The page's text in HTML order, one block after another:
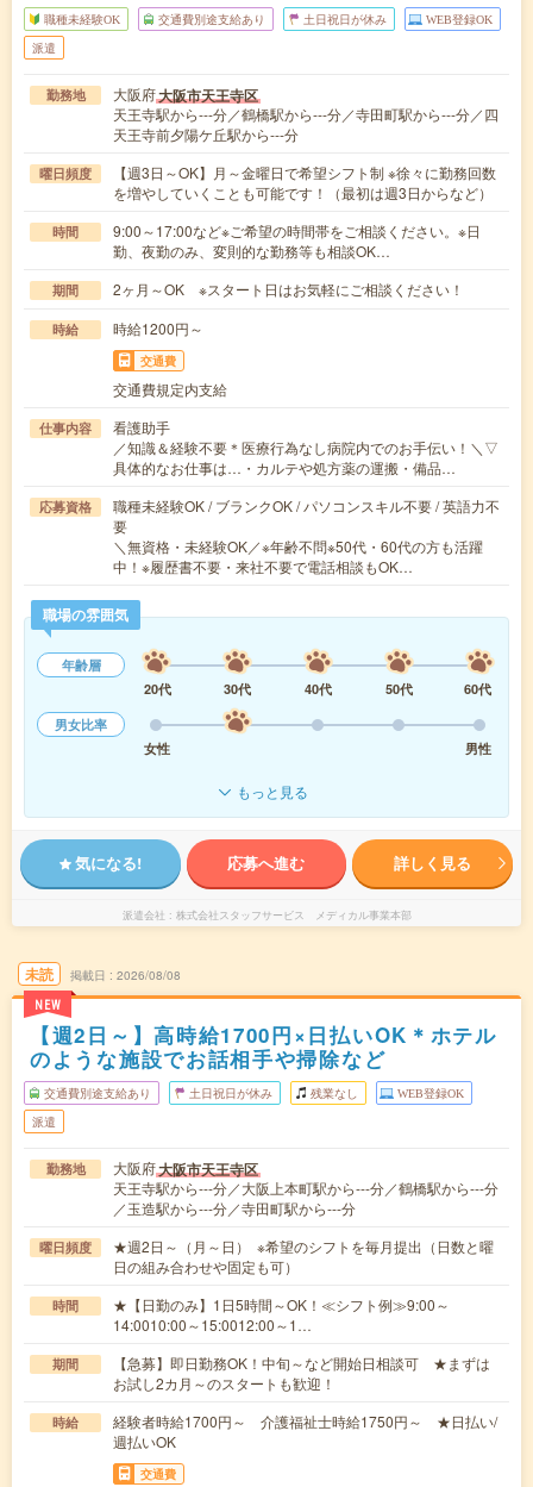
職種未経験OK 交通費別途支給あり 土日祝日が休み WEB登録OK
派遣
勤務地 大阪府大阪市天王寺区
天王寺駅から---分／鶴橋駅から---分／寺田町駅から---分／四
天王寺前夕陽ケ丘駅から---分
曜日頻度
【週3日～OK】月～金曜日で希望シフト制 ※徐々に勤務回数
を増やしていくことも可能です！（最初は週3日からなど）
時間
9:00～17:00など※ご希望の時間帯をご相談ください。※日
勤、夜勤のみ、変則的な勤務等も相談OK…
期間 2ヶ月～OK ※スタート日はお気軽にご相談ください！
時給 時給1200円～
交通費
交通費規定内支給
仕事内容
看護助手
／知識＆経験不要＊医療行為なし病院内でのお手伝い！＼▽
具体的なお仕事は…・カルテや処方薬の運搬・備品…
応募資格
職種未経験OK / ブランクOK / パソコンスキル不要 / 英語力不
要
＼無資格・未経験OK／※年齢不問※50代・60代の方も活躍
中！※履歴書不要・来社不要で電話相談もOK…
職場の雰囲気
年齢層
20代
30代 40代 50代
60代
男女比率
女性
男性
もっと見る
気になる! 応募へ進む 詳しく見る
派遣会社 株式会社スタッフサービス メディカル事業本部
未読
NEW
掲載日 2026/08/08
【週2日～】高時給1700円×日払いOK＊ホテル
のような施設でお話相手や掃除など
交通費別途支給あり 土日祝日が休み 残業なし WEB登録OK
派遣
勤務地 大阪府大阪市天王寺区
天王寺駅から---分／大阪上本町駅から---分／鶴橋駅から---分
／玉造駅から---分／寺田町駅から---分
曜日頻度
★週2日～（月～日） ※希望のシフトを毎月提出（日数と曜
日の組み合わせや固定も可）
時間
★【日勤のみ】1日5時間～OK！≪シフト例≫9:00～
14:0010:00～15:0012:00～1…
期間
【急募】即日勤務OK！中旬～など開始日相談可 ★まずは
お試し2カ月～のスタートも歓迎！
時給
経験者時給1700円～ 介護福祉士時給1750円～ ★日払い/
週払いOK
交通費